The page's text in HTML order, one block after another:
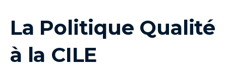
texte
La Politique Qualité
à la CILE